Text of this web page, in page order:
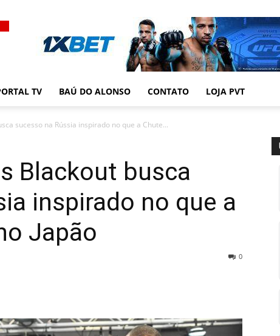
TV BAÚ DO ALONSO CONTATO LOJA PVT
sucesso na Rússia inspirado no que a Chute...
Blackout busca
inspirado no que a
Japão
0